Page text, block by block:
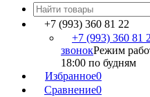
+7 (993) 360 81 22
+7 (993) 360 81
звонокРежим
18:00 по будням
Избранное0
Сравнение0